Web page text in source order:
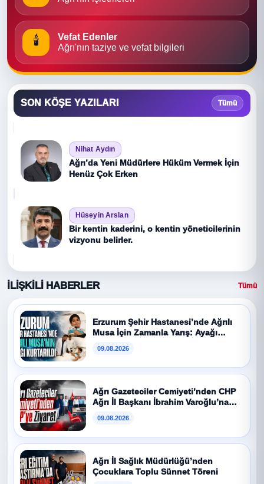
🕯
Vefat Edenler
Ağrı'nın taziye ve vefat bilgileri
SON KÖŞE YAZILARI Tümü
Nihat Aydın
Ağrı’da Yeni Müdürlere Hüküm Vermek İçin
Henüz Çok Erken
Hüseyin Arslan
Bir kentin kaderini, o kentin yöneticilerinin
vizyonu belirler.
İLİŞKİLİ HABERLER Tümü
Erzurum Şehir Hastanesi’nde Ağrılı
Musa İçin Zamanla Yarış: Ayağı
09.08.2026
Ağrı Gazeteciler Cemiyeti’nden CHP
Ağrı İl Başkanı İbrahim Varoğlu’na
09.08.2026
Ağrı İl Sağlık Müdürlüğü’nden
Çocuklara Toplu Sünnet Töreni